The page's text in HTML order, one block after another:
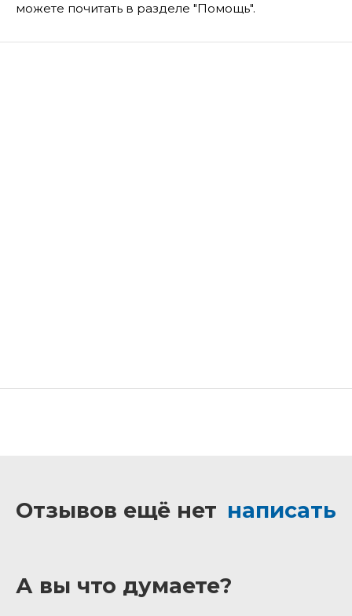
можете почитать в разделе "Помощь".
Отзывов ещё нет написать
А вы что думаете?